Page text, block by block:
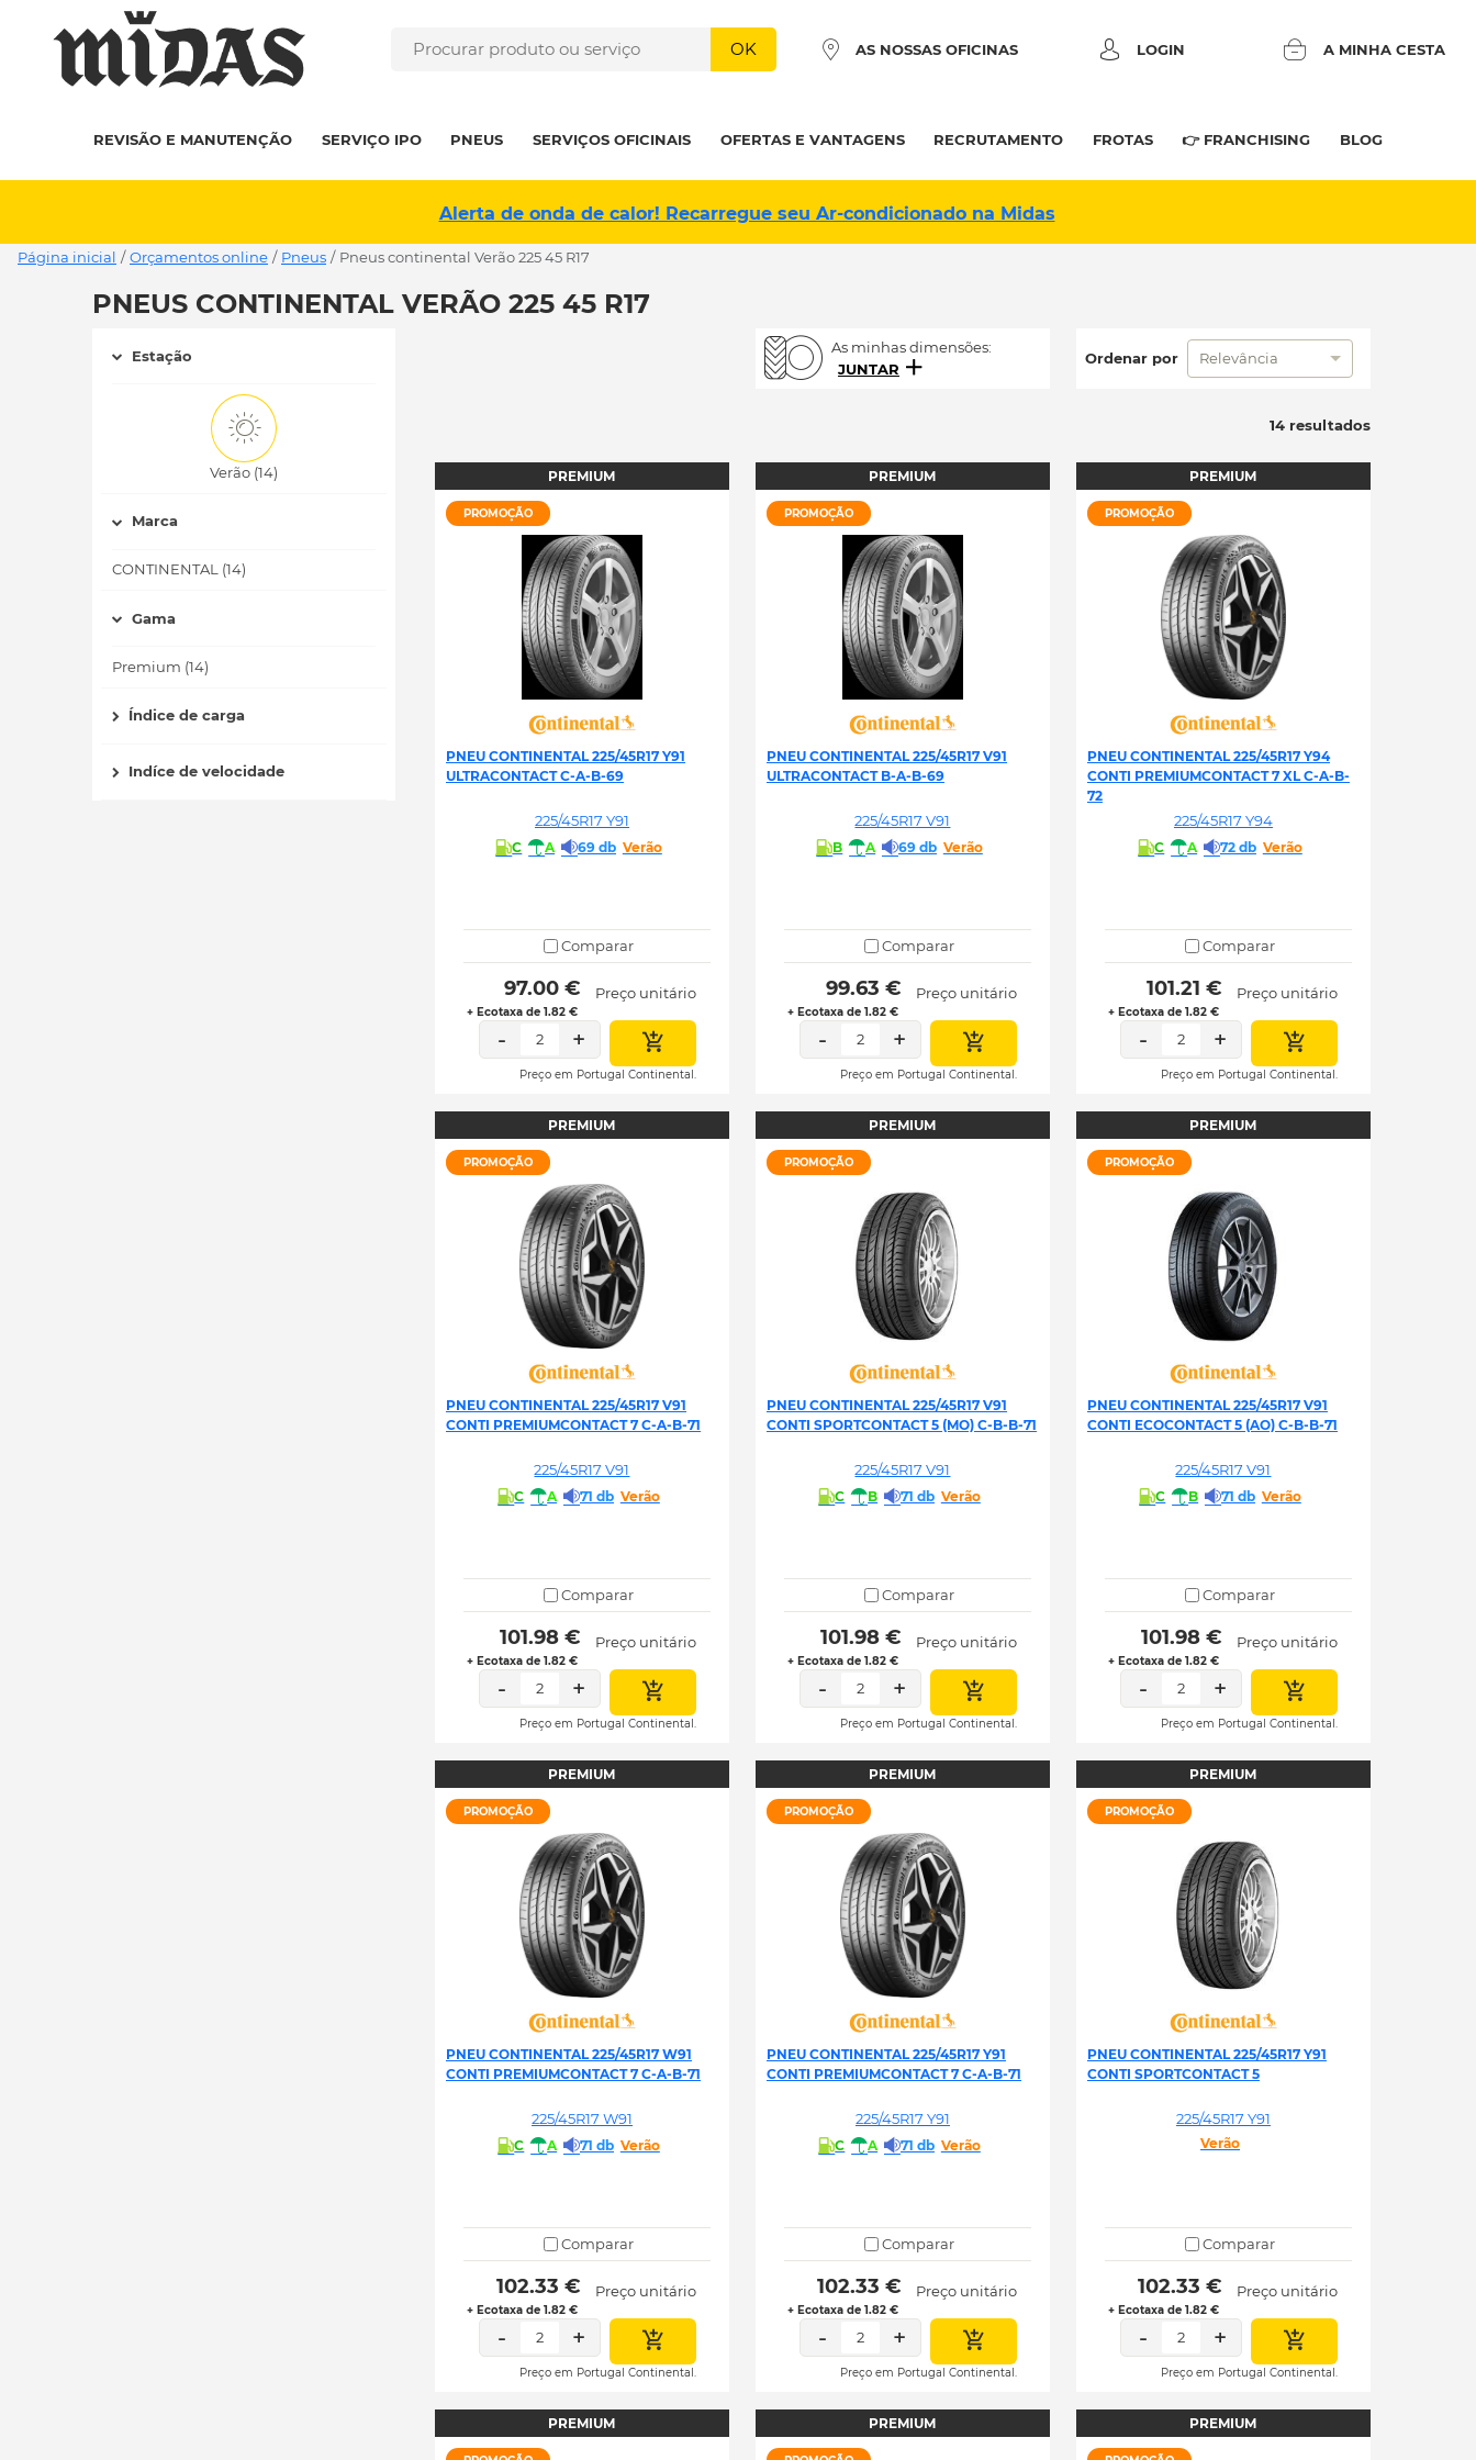
OK AS NOSSAS OFICINAS LOGIN A MINHA CESTA
REVISÃO E MANUTENÇÃO SERVIÇO IPO PNEUS SERVIÇOS OFICINAIS OFERTAS E VANTAGENS RECRUTAMENTO FROTAS 👉 FRANCHISING BLOG
Alerta de onda de calor! Recarregue seu Ar-condicionado na Midas
Página inicial / Orçamentos online / Pneus / pneus continental Verão 225 45 R17
PNEUS CONTINENTAL VERÃO 225 45 R17
Estação
Verão (14)
Marca
CONTINENTAL (14)
Gama
Premium (14)
Índice de carga
Indíce de velocidade
As minhas dimensões:
JUNTAR
Ordenar por Relevância
14 resultados
PREMIUM
PROMOÇÃO
PNEU CONTINENTAL 225/45R17 Y91
ULTRACONTACT C-A-B-69
225/45R17 Y91
C A 69 db Verão
Comparar
97.00 €
+ Ecotaxa de 1.82 €
Preço unitário
- 2 +
Preço em Portugal Continental.
PREMIUM
PROMOÇÃO
PNEU CONTINENTAL 225/45R17 V91
ULTRACONTACT B-A-B-69
225/45R17 V91
B A 69 db Verão
Comparar
99.63 €
+ Ecotaxa de 1.82 €
Preço unitário
- 2 +
Preço em Portugal Continental.
PREMIUM
PROMOÇÃO
PNEU CONTINENTAL 225/45R17 Y94
CONTI PREMIUMCONTACT 7 XL C-A-B-
72
225/45R17 Y94
C A 72 db Verão
Comparar
101.21 €
+ Ecotaxa de 1.82 €
Preço unitário
- 2 +
Preço em Portugal Continental.
PREMIUM
PROMOÇÃO
PNEU CONTINENTAL 225/45R17 V91
CONTI PREMIUMCONTACT 7 C-A-B-71
225/45R17 V91
C A 71 db Verão
Comparar
101.98 €
+ Ecotaxa de 1.82 €
Preço unitário
- 2 +
Preço em Portugal Continental.
PREMIUM
PROMOÇÃO
PNEU CONTINENTAL 225/45R17 V91
CONTI SPORTCONTACT 5 (MO) C-B-B-71
225/45R17 V91
C B 71 db Verão
Comparar
101.98 €
+ Ecotaxa de 1.82 €
Preço unitário
- 2 +
Preço em Portugal Continental.
PREMIUM
PROMOÇÃO
PNEU CONTINENTAL 225/45R17 V91
CONTI ECOCONTACT 5 (AO) C-B-B-71
225/45R17 V91
C B 71 db Verão
Comparar
101.98 €
+ Ecotaxa de 1.82 €
Preço unitário
- 2 +
Preço em Portugal Continental.
PREMIUM
PROMOÇÃO
PNEU CONTINENTAL 225/45R17 W91
CONTI PREMIUMCONTACT 7 C-A-B-71
225/45R17 W91
C A 71 db Verão
Comparar
102.33 €
+ Ecotaxa de 1.82 €
Preço unitário
- 2 +
Preço em Portugal Continental.
PREMIUM
PROMOÇÃO
PNEU CONTINENTAL 225/45R17 Y91
CONTI PREMIUMCONTACT 7 C-A-B-71
225/45R17 Y91
C A 71 db Verão
Comparar
102.33 €
+ Ecotaxa de 1.82 €
Preço unitário
- 2 +
Preço em Portugal Continental.
PREMIUM
PROMOÇÃO
PNEU CONTINENTAL 225/45R17 Y91
CONTI SPORTCONTACT 5
225/45R17 Y91
Verão
Comparar
102.33 €
+ Ecotaxa de 1.82 €
Preço unitário
- 2 +
Preço em Portugal Continental.
PREMIUM PREMIUM PREMIUM